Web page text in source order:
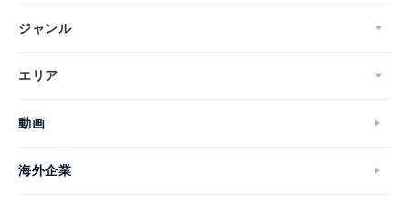
ジャンル
エリア
動画
海外企業